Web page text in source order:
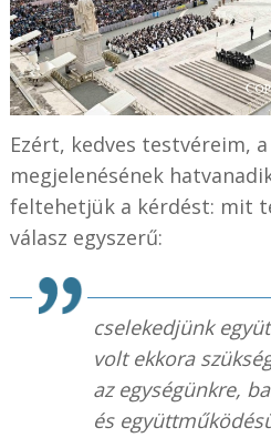
Ezért, kedves testvéreim, a
megjelenésének
feltehetjük a kérdést: mit
válasz egyszerű:
cselekedjünk
volt ekkora
az egységünkre,
és